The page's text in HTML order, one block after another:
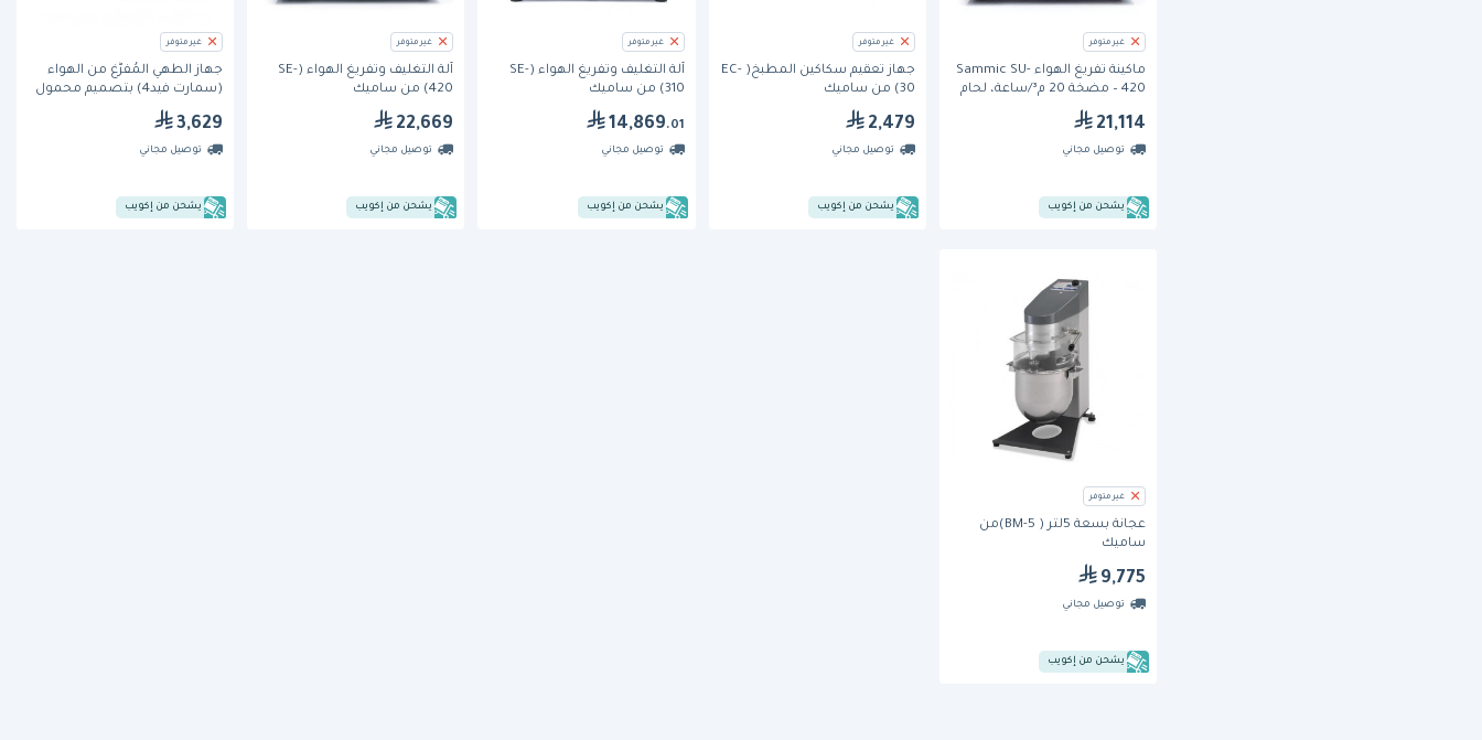
غير متوفر
ماكينة تفريغ الهواء Sammic SU-
420 – مضخة 20 م³/ساعة، لحام
21,114
توصيل مجاني
يشحن من إكويب
غير متوفر
جهاز تعقيم سكاكين المطبخ( EC-
30) من ساميك
2,479
توصيل مجاني
يشحن من إكويب
غير متوفر
آلة التغليف وتفريغ الهواء (SE-
310) من ساميك
14,869.01
توصيل مجاني
يشحن من إكويب
غير متوفر
آلة التغليف وتفريغ الهواء (SE-
420) من ساميك
22,669
توصيل مجاني
يشحن من إكويب
غير متوفر
جهاز الطهي المُفرَّغ من الهواء
(سمارت فيد4) بتصميم محمول
من ساميك
3,629
توصيل مجاني
يشحن من إكويب
غير متوفر
عجانة بسعة 5لتر ( BM-5)من
ساميك
9,775
توصيل مجاني
يشحن من إكويب